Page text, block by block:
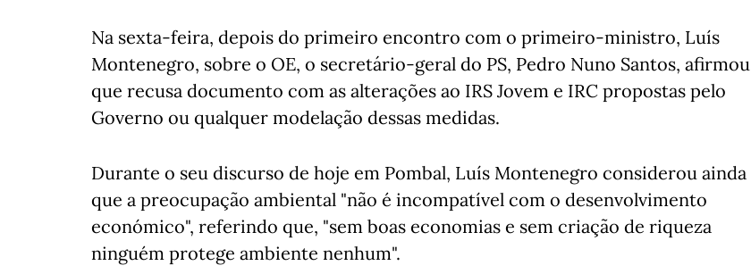
Na sexta-feira, depois do primeiro encontro com o primeiro-ministro, Luís
Montenegro, sobre o OE, o secretário-geral do PS, Pedro Nuno Santos, afirmou
que recusa documento com as alterações ao IRS Jovem e IRC propostas pelo
Governo ou qualquer modelação dessas medidas.
Durante o seu discurso de hoje em Pombal, Luís Montenegro considerou ainda
que a preocupação ambiental "não é incompatível com o desenvolvimento
económico", referindo que, "sem boas economias e sem criação de riqueza
ninguém protege ambiente nenhum".